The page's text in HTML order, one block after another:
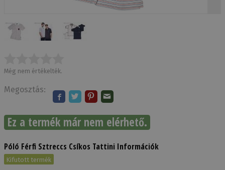
Még nem értékelték.
Megosztás:
Ez a termék már nem elérhető.
Póló Férfi Sztreccs Csíkos Tattini Információk
Kifutott termék